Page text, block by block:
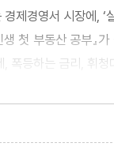
제경영서 시장에, ‘
생 첫 부동산 공부』
폭등하는 금리, 휘청
게 지켜봐온 저자는
썼다.